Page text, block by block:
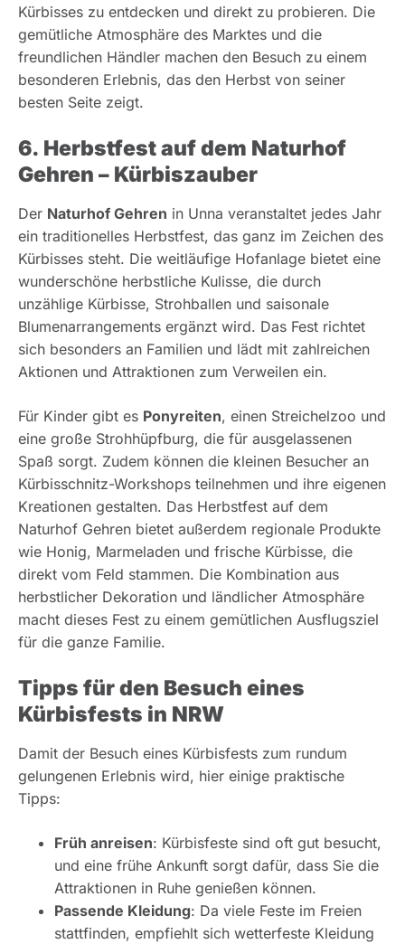
Kürbisses zu entdecken und direkt zu probieren. Die
gemütliche Atmosphäre des Marktes und die
freundlichen Händler machen den Besuch zu einem
besonderen Erlebnis, das den Herbst von seiner
besten Seite zeigt.
6. Herbstfest auf dem Naturhof
Gehren – Kürbiszauber
Der Naturhof Gehren in Unna veranstaltet jedes Jahr
ein traditionelles Herbstfest, das ganz im Zeichen des
Kürbisses steht. Die weitläufige Hofanlage bietet eine
wunderschöne herbstliche Kulisse, die durch
unzählige Kürbisse, Strohballen und saisonale
Blumenarrangements ergänzt wird. Das Fest richtet
sich besonders an Familien und lädt mit zahlreichen
Aktionen und Attraktionen zum Verweilen ein.
Für Kinder gibt es Ponyreiten, einen Streichelzoo und
eine große Strohhüpfburg, die für ausgelassenen
Spaß sorgt. Zudem können die kleinen Besucher an
Kürbisschnitz-Workshops teilnehmen und ihre eigenen
Kreationen gestalten. Das Herbstfest auf dem
Naturhof Gehren bietet außerdem regionale Produkte
wie Honig, Marmeladen und frische Kürbisse, die
direkt vom Feld stammen. Die Kombination aus
herbstlicher Dekoration und ländlicher Atmosphäre
macht dieses Fest zu einem gemütlichen Ausflugsziel
für die ganze Familie.
Tipps für den Besuch eines
Kürbisfests in NRW
Damit der Besuch eines Kürbisfests zum rundum
gelungenen Erlebnis wird, hier einige praktische
Tipps:
Früh anreisen: Kürbisfeste sind oft gut besucht,
und eine frühe Ankunft sorgt dafür, dass Sie die
Attraktionen in Ruhe genießen können.
Passende Kleidung: Da viele Feste im Freien
stattfinden, empfiehlt sich wetterfeste Kleidung